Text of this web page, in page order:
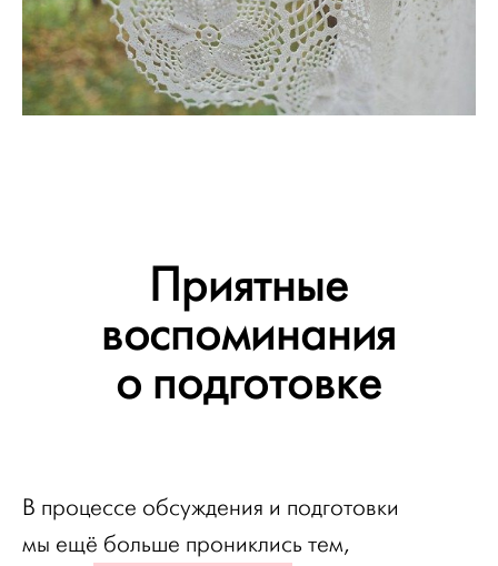
Приятные
воспоминания
о подготовке
В процессе обсуждения и подготовки
мы ещё больше прониклись тем,